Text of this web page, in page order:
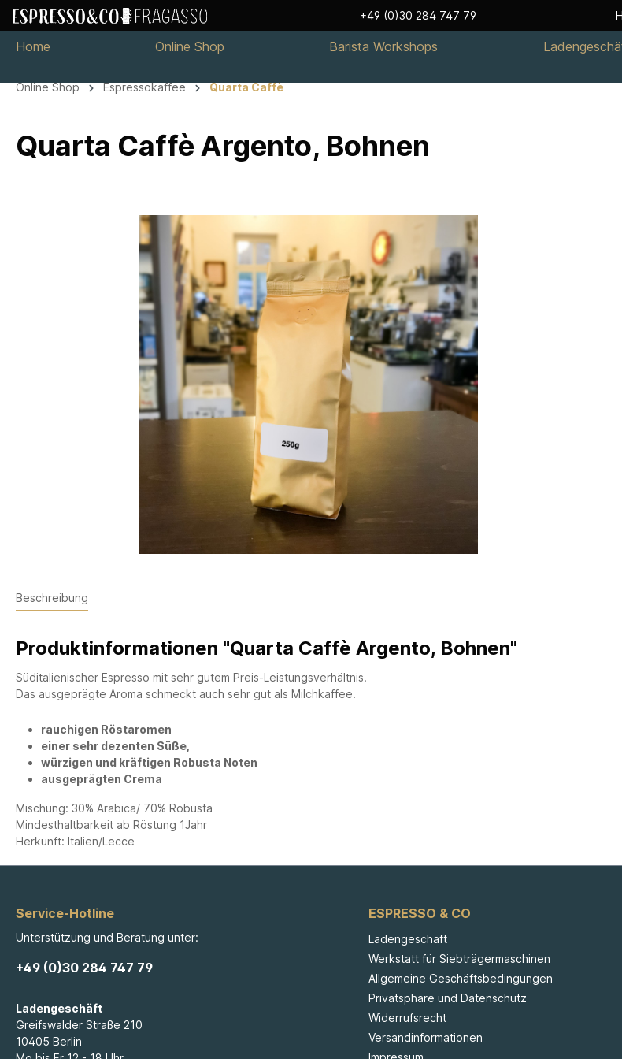
+49 (0)30 284 747 79
Home
Online Shop Barista Workshops
Online Shop Espressokaffee Quarta Caffè
Quarta Caffè Argento, Bohnen
Beschreibung
Produktinformationen "Quarta Caffè Argento, Bohnen"
Süditalienischer Espresso mit sehr gutem Preis-Leistungsverhältnis.
Das ausgeprägte Aroma schmeckt auch sehr gut als Milchkaffee.
rauchigen Röstaromen
einer sehr dezenten Süße,
würzigen und kräftigen Robusta Noten
ausgeprägten Crema
Mischung: 30% Arabica/ 70% Robusta
Mindesthaltbarkeit ab Röstung 1Jahr
Herkunft: Italien/Lecce
Service-Hotline
Unterstützung und Beratung unter:
+49 (0)30 284 747 79
Ladengeschäft
Greifswalder Straße 210
10405 Berlin
ESPRESSO & CO
Ladengeschäft
Werkstatt für Siebträgermaschinen
Allgemeine Geschäftsbedingungen
Privatsphäre und Datenschutz
Widerrufsrecht
Versandinformationen